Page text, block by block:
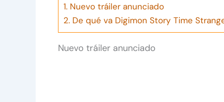
1. Nuevo tráiler anunciado
2. De qué va Digimon Story Time
Nuevo tráiler anunciado